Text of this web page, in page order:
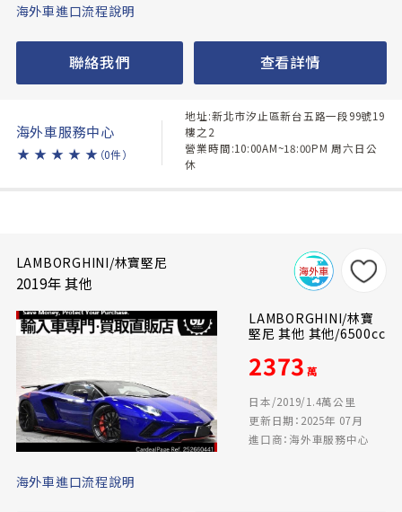
海外車進口流程說明
聯絡我們 查看詳情
海外車服務中心
★ ★ ★ ★ ★ （0件）
地址:新北市汐止區新台五路一段99號19
樓之2
營業時間:10:00AM~18:00PM 周六日公
休
LAMBORGHINI/林寶堅尼
2019年 其他
LAMBORGHINI/林寶
堅尼 其他 其他/6500cc
2373 萬
日本/2019/1.4萬公里
更新日期：2025年 07月
進口商：海外車服務中心
海外車進口流程說明